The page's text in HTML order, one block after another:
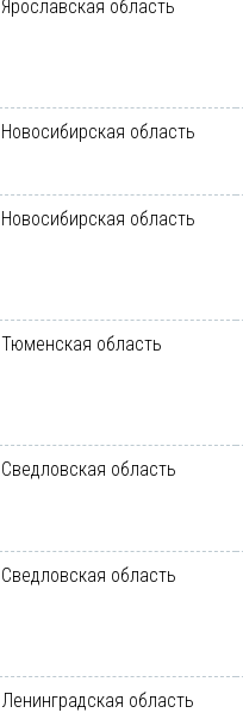
Ярославская область
Новосибирская область
Новосибирская область
Тюменская область
Сведловская область
Сведловская область
Ленинградская область